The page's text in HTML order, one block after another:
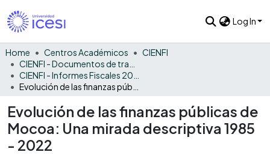
Log In
Home Centros Académicos
CIENFI
Evolución de las finanzas públicas de
Mocoa: Una mirada descriptiva 1985
- 2022